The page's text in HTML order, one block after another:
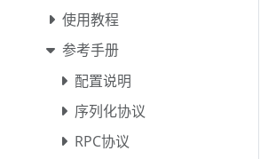
使用教程
参考手册
配置说明
序列化协议
RPC协议